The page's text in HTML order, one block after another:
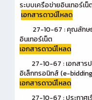
ระบบเครือข่ายอินเทอร์เน็
เอกสารดาวน์โหลด
27-10-67 : คุณลักษ
อินเทอร์เน็ต
เอกสารดาวน์โหลด
27-10-67 : เอกสาร
อิเล็กทรอนิกส์ (e-
เอกสารดาวน์โหลด
27-10-67 : ประกาศ